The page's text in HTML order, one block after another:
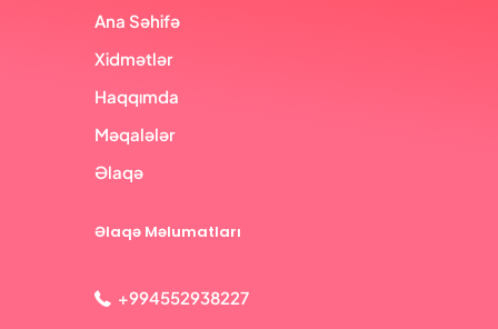
Ana Səhifə
Xidmətlər
Haqqımda
Məqalələr
Əlaqə
Əlaqə Məlumatları
+994552938227